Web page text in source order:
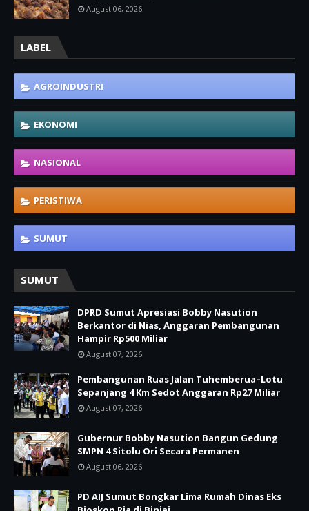
August 06, 2026
LABEL
AGROINDUSTRI
EKONOMI
NASIONAL
PERISTIWA
SUMUT
SUMUT
DPRD Sumut Apresiasi Bobby Nasution
Berkantor di Nias, Anggaran Pembangunan
Hampir Rp500 Miliar
August 07, 2026
Pembangunan Ruas Jalan Tuhemberua–Lotu
Sepanjang 4 Km Sedot Anggaran Rp27 Miliar
August 07, 2026
Gubernur Bobby Nasution Bangun Gedung
SMPN 4 Sitolu Ori Secara Permanen
August 06, 2026
PD AIJ Sumut Bongkar Lima Rumah Dinas Eks